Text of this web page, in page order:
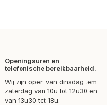
Openingsuren en
telefonische bereikbaarheid.
Wij zijn open van dinsdag tem
zaterdag van 10u tot 12u30 en
van 13u30 tot 18u.